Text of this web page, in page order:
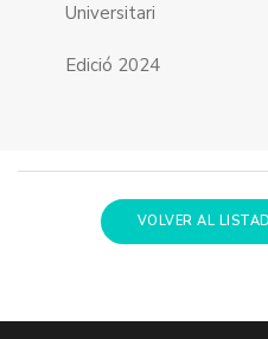
Universitari
Edició 2024
VOLVER AL